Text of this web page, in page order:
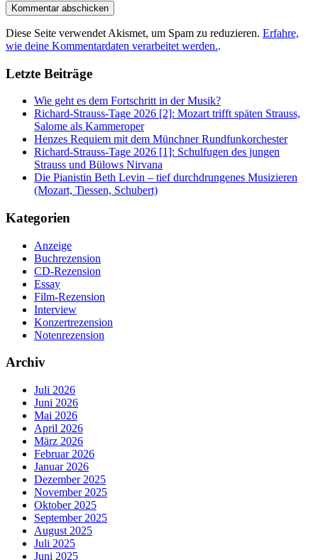
Diese Seite verwendet Akismet, um Spam zu reduzieren. Erfahre,
wie deine Kommentardaten verarbeitet werden..
Letzte Beiträge
Wie geht es dem Fortschritt in der Musik?
Richard-Strauss-Tage 2026 [2]: Mozart trifft späten Strauss,
Salome als Kammeroper
Henzes Requiem mit dem Münchner Rundfunkorchester
Richard-Strauss-Tage 2026 [1]: Schulfugen des jungen
Strauss und Bülows Nirvana
Die Pianistin Beth Levin – tief durchdrungenes Musizieren
(Mozart, Tiessen, Schubert)
Kategorien
Anzeige
Buchrezension
CD-Rezension
Essay
Film-Rezension
Interview
Konzertrezension
Notenrezension
Archiv
Juli 2026
Juni 2026
Mai 2026
April 2026
März 2026
Februar 2026
Januar 2026
Dezember 2025
November 2025
Oktober 2025
September 2025
August 2025
Juli 2025
Juni 2025